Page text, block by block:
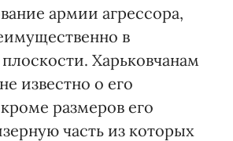
армии агрессора,
в
Харьковчанам
известно о его
размеров его
часть из которых